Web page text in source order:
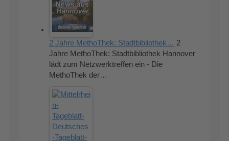
2 Jahre MethoThek: Stadtbibliothek… 2
Jahre MethoThek: Stadtbibliothek Hannover
lädt zum Netzwerktreffen ein - Die
MethoThek der…